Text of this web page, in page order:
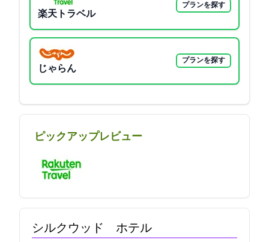
楽天トラベル
プランを探す
じゃらん
プランを探す
ピックアップレビュー
シルクウッド ホテル